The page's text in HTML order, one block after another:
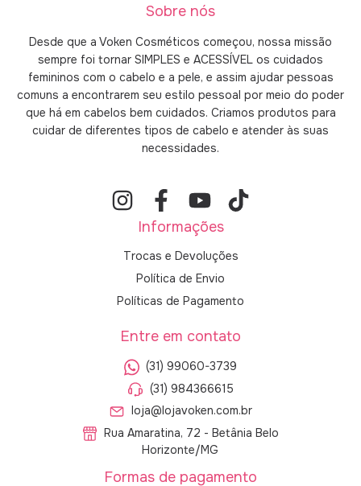
Sobre nós
Desde que a Voken Cosméticos começou, nossa missão
sempre foi tornar SIMPLES e ACESSÍVEL os cuidados
femininos com o cabelo e a pele, e assim ajudar pessoas
comuns a encontrarem seu estilo pessoal por meio do poder
que há em cabelos bem cuidados. Criamos produtos para
cuidar de diferentes tipos de cabelo e atender às suas
necessidades.
Informações
Trocas e Devoluções
Política de Envio
Políticas de Pagamento
Entre em contato
(31) 99060-3739
(31) 984366615
loja@lojavoken.com.br
Rua Amaratina, 72 - Betânia Belo
Horizonte/MG
Formas de pagamento